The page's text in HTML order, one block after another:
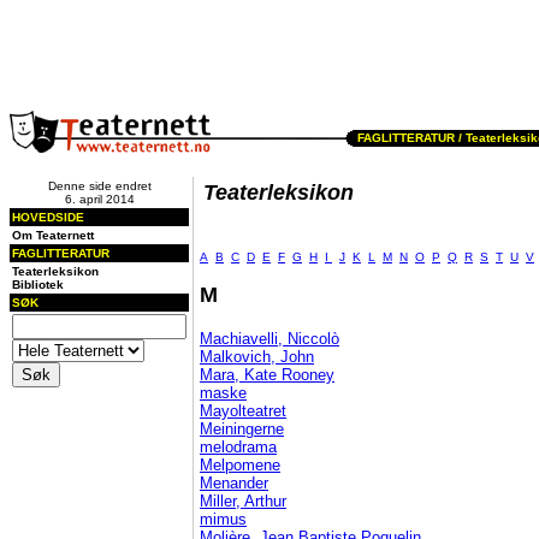
FAGLITTERATUR /
Denne side endret
6. april 2014
HOVEDSIDE
Om Teaternett
FAGLITTERATUR
Teaterleksikon
Bibliotek
SØK
Teaterleksikon
A B C D E F G H I J K L M N O P Q R S T U V
M
Machiavelli, Niccolò
Malkovich, John
Mara, Kate Rooney
maske
Mayolteatret
Meiningerne
melodrama
Melpomene
Menander
Miller, Arthur
mimus